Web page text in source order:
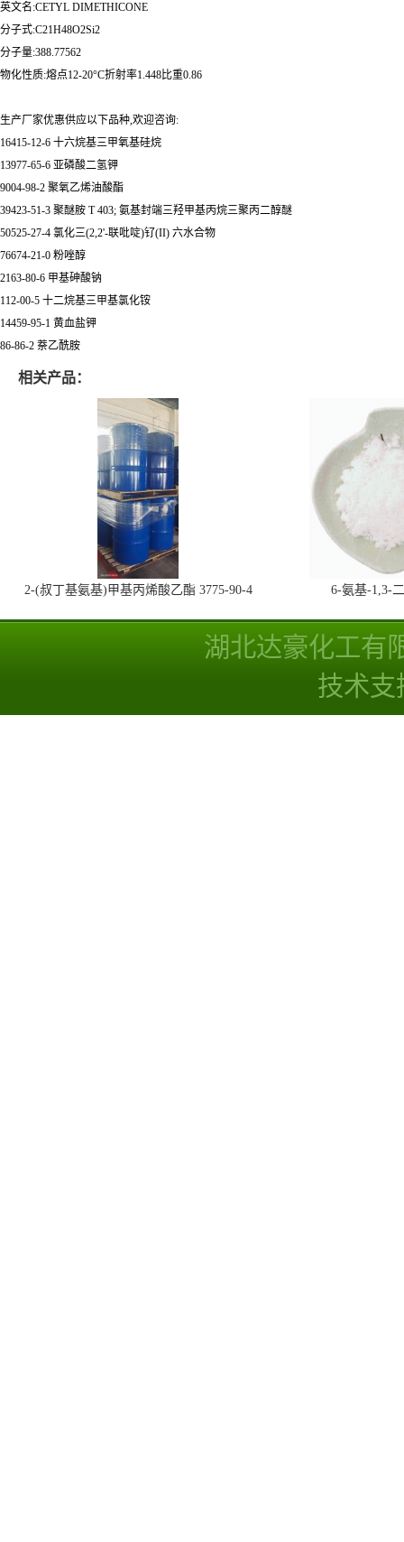
英文名:CETYL DIMETHICONE
分子式:C21H48O2Si2
分子量:388.77562
物化性质:熔点12-20°C折射率1.448比重0.86
生产厂家优惠供应以下品种,欢迎咨询:
16415-12-6 十六烷基三甲氧基硅烷
13977-65-6 亚磷酸二氢钾
9004-98-2 聚氧乙烯油酸酯
39423-51-3 聚醚胺 T 403; 氨基封端三羟甲基丙烷三聚丙二醇醚
50525-27-4 氯化三(2,2'-联吡啶)钌(II) 六水合物
76674-21-0 粉唑醇
2163-80-6 甲基砷酸钠
112-00-5 十二烷基三甲基氯化铵
14459-95-1 黄血盐钾
86-86-2 萘乙酰胺
相关产品：
2-(叔丁基氨基)甲基丙烯酸乙酯 3775-90-4 6-氨基-1,3-
湖北达豪化工有
技术